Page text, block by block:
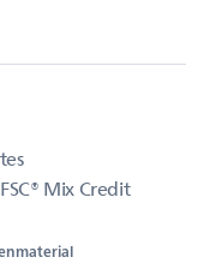
Mix Credit